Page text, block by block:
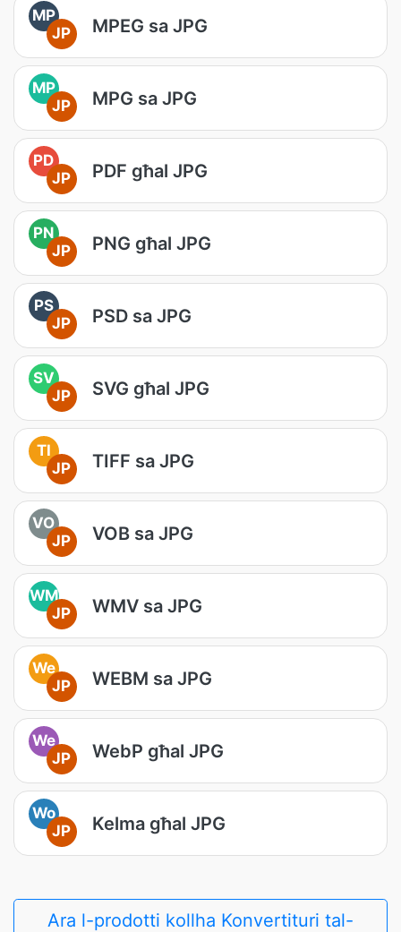
MP
JP
MPEG sa JPG
MP
JP
MPG sa JPG
PD
JP
PDF għal JPG
PN
JP
PNG għal JPG
PS
JP
PSD sa JPG
SV
JP
SVG għal JPG
TI
JP
TIFF sa JPG
VO
JP
VOB sa JPG
WM
JP
WMV sa JPG
We
JP
WEBM sa JPG
We
JP
WebP għal JPG
Wo
JP
Kelma għal JPG
Ara l-prodotti kollha Konvertituri tal-